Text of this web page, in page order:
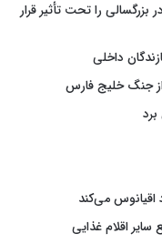
را تحت تأثیر قرار
داخلی
جنگ خلیج فارس
می‌کند
سایر اقلام غذایی